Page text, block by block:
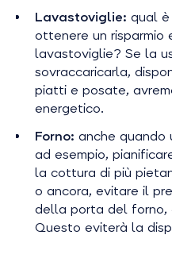
Lavastoviglie: qual è
ottenere un risparmio
lavastoviglie? Se la
sovraccaricarla,
piatti e posate,
energetico.
Forno: anche quando
ad esempio,
la cottura di più
o ancora, evitare il
della porta del forno,
Questo eviterà la